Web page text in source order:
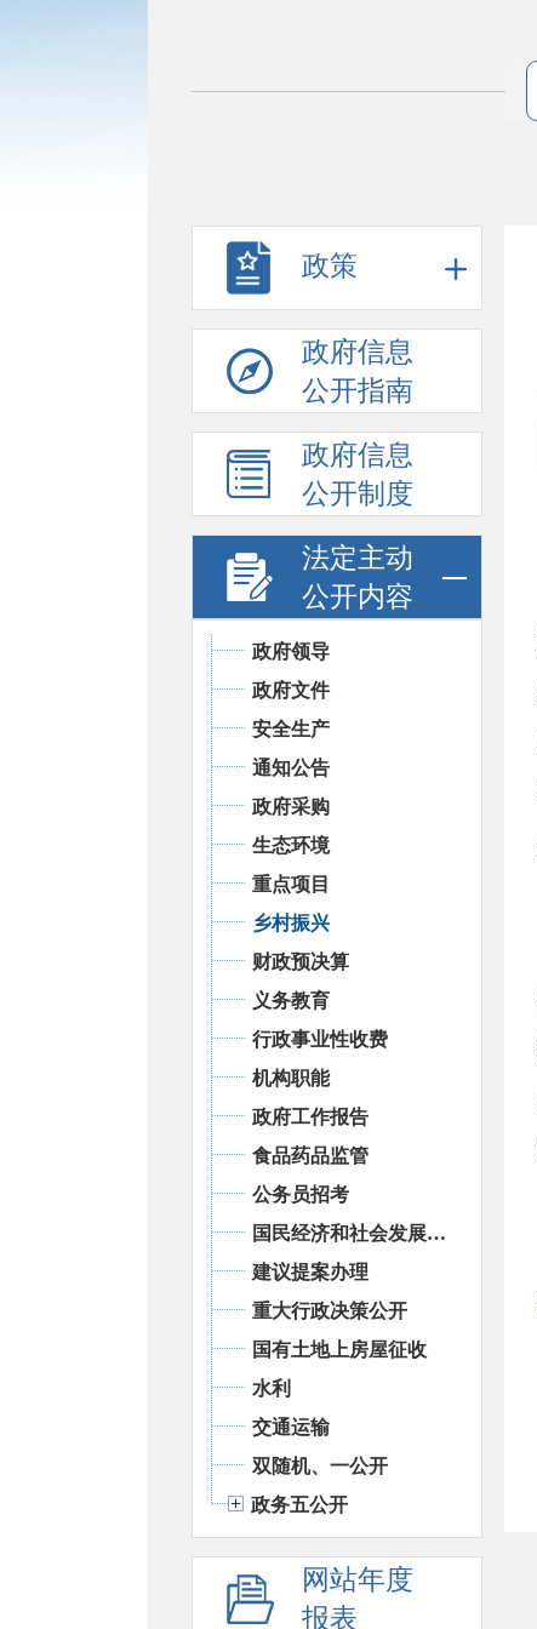
政策
政府信息
公开指南
政府信息
公开制度
法定主动
公开内容
政府领导
政府文件
安全生产
通知公告
政府采购
生态环境
重点项目
乡村振兴
财政预决算
义务教育
行政事业性收费
机构职能
政府工作报告
食品药品监管
公务员招考
国民经济和社会发展统计信息
建议提案办理
重大行政决策公开
国有土地上房屋征收
水利
交通运输
双随机、一公开
政务五公开
网站年度
报表